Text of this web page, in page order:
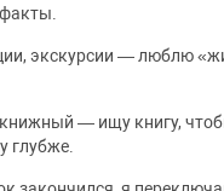
экскурсии — люблю
книжный — ищу книгу,
глубже.